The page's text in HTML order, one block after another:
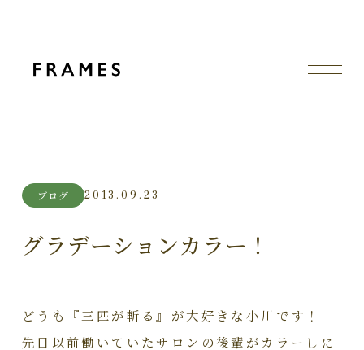
ブログ 2013.09.23
グラデーションカラー！
どうも『三匹が斬る』が大好きな小川です！
先日以前働いていたサロンの後輩がカラーしに